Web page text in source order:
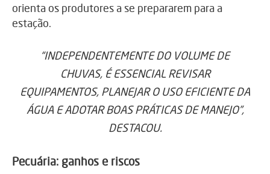
orienta os produtores a se prepararem para a
estação.
“INDEPENDENTEMENTE DO VOLUME DE
CHUVAS, É ESSENCIAL REVISAR
EQUIPAMENTOS, PLANEJAR O USO EFICIENTE DA
ÁGUA E ADOTAR BOAS PRÁTICAS DE MANEJO”,
DESTACOU.
Pecuária: ganhos e riscos